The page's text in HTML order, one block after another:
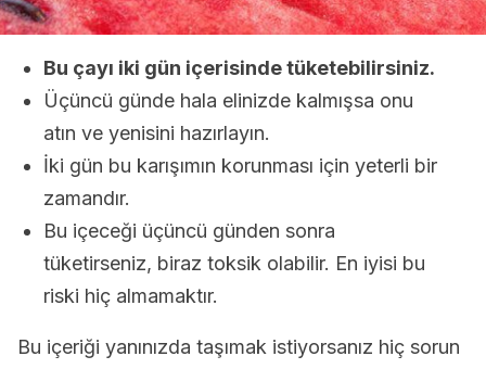
Bu çayı iki gün içerisinde tüketebilirsiniz.
Üçüncü günde hala elinizde kalmışsa onu
atın ve yenisini hazırlayın.
İki gün bu karışımın korunması için yeterli bir
zamandır.
Bu içeceği üçüncü günden sonra
tüketirseniz, biraz toksik olabilir. En iyisi bu
riski hiç almamaktır.
Bu içeriği yanınızda taşımak istiyorsanız hiç sorun